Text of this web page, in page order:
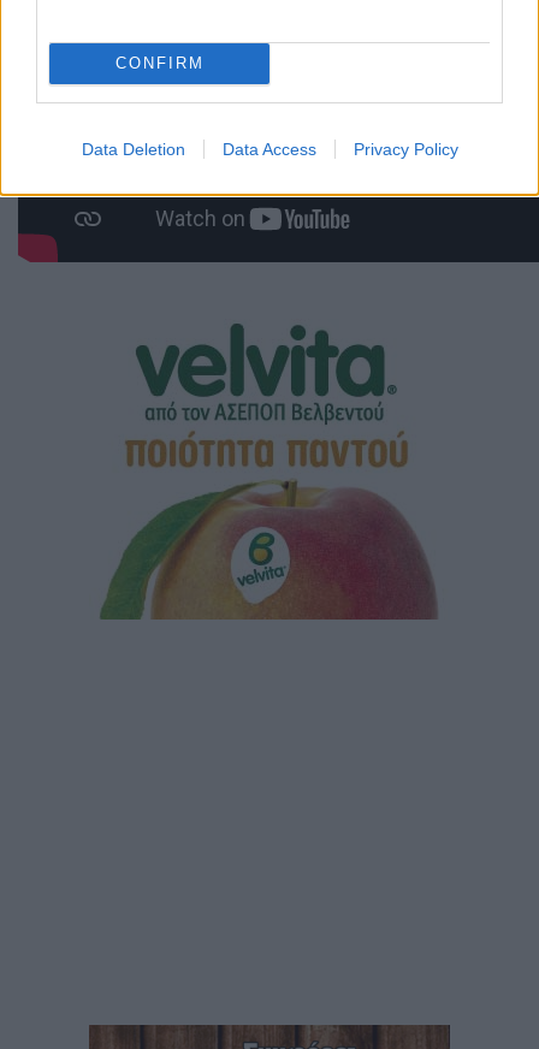
CONFIRM
Data Deletion Data Access Privacy Policy